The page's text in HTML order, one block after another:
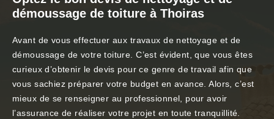
démoussage de toiture à Thoiras
Avant de vous effectuer aux travaux de nettoyage et de
démoussage de votre toiture. C’est évident, que vous êtes
curieux d’obtenir le devis pour ce genre de travail afin que
vous sachiez préparer votre budget en avance. Alors, c’est
mieux de se renseigner au professionnel, pour avoir
l’assurance de réaliser votre projet en toute tranquillité.